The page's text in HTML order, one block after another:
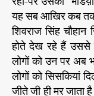
यह सब आखिर कब
शिवराज सिंह चौहान
होते देख रहे हैं उससे
लोगों को उन पर अब
लोगों को सिसकियां
जीते जी ही मर जाता